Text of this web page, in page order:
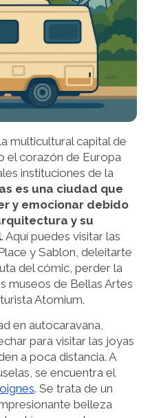
multicultural capital de
el corazón de Europa
instituciones de la
es una ciudad que
y emocionar debido
y su
. Aquí puedes visitar las
y Sablon, deleitarte
del cómic, perder la
museos de Bellas Artes
Atomium.
en autocaravana,
para visitar las joyas
a poca distancia. A
se encuentra el
. Se trata de un
belleza